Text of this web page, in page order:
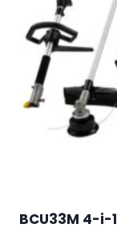
BCU33M 4-i-1